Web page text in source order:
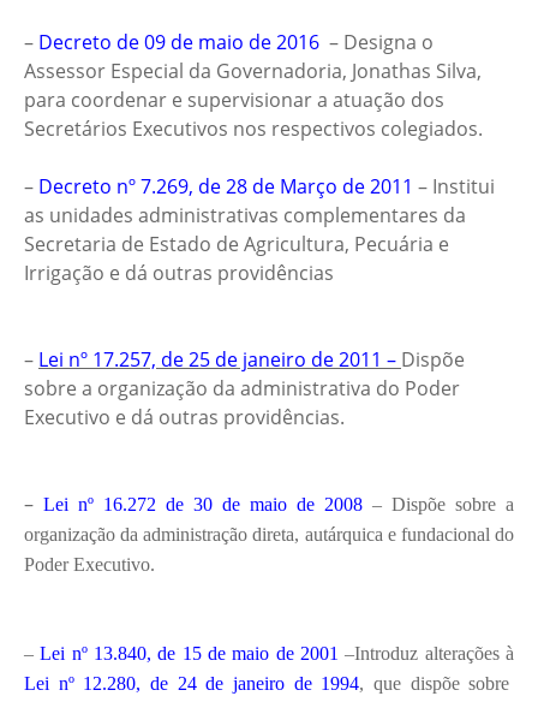
– Decreto de 09 de maio de 2016 – Designa o
Assessor Especial da Governadoria, Jonathas Silva,
para coordenar e supervisionar a atuação dos
Secretários Executivos nos respectivos colegiados.
– Decreto nº 7.269, de 28 de Março de 2011 – Institui
as unidades administrativas complementares da
Secretaria de Estado de Agricultura, Pecuária e
Irrigação e dá outras providências
– Lei nº 17.257, de 25 de janeiro de 2011 – Dispõe
sobre a organização da administrativa do Poder
Executivo e dá outras providências.
– Lei nº 16.272 de 30 de maio de 2008 – Dispõe sobre a
organização da administração direta, autárquica e fundacional do
Poder Executivo.
–Lei nº 13.840, de 15 de maio de 2001 –Introduz alterações à
Lei nº 12.280, de 24 de janeiro de 1994, que dispõe sobre